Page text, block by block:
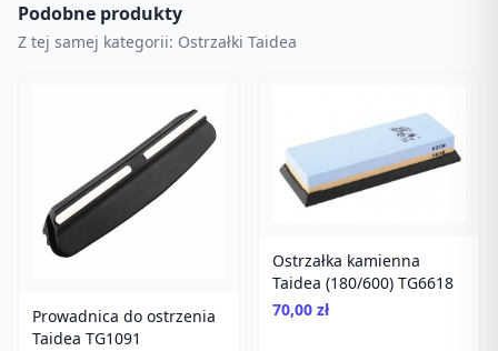
Podobne produkty
Z tej samej kategorii: Ostrzałki Taidea
Prowadnica do ostrzenia
Taidea TG1091
Ostrzałka kamienna
Taidea (180/600) TG6618
70,00 zł